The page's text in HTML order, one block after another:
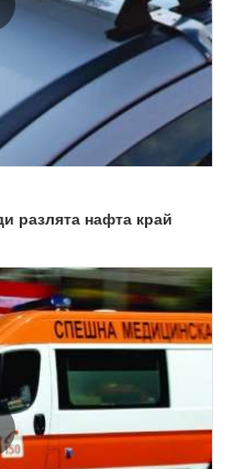
разлята нафта край